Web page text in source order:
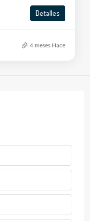
Detalles
4 meses Hace